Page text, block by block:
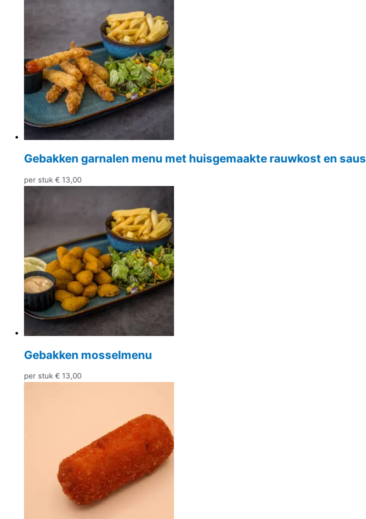
Gebakken garnalen menu met huisgemaakte rauwkost en saus
per stuk € 13,00
Gebakken mosselmenu
per stuk € 13,00